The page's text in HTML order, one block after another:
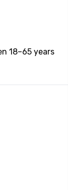
18–65 years